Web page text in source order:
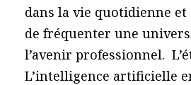
dans la vie quotidienne et
de fréquenter une
l’avenir professionnel.
L’intelligence artificielle